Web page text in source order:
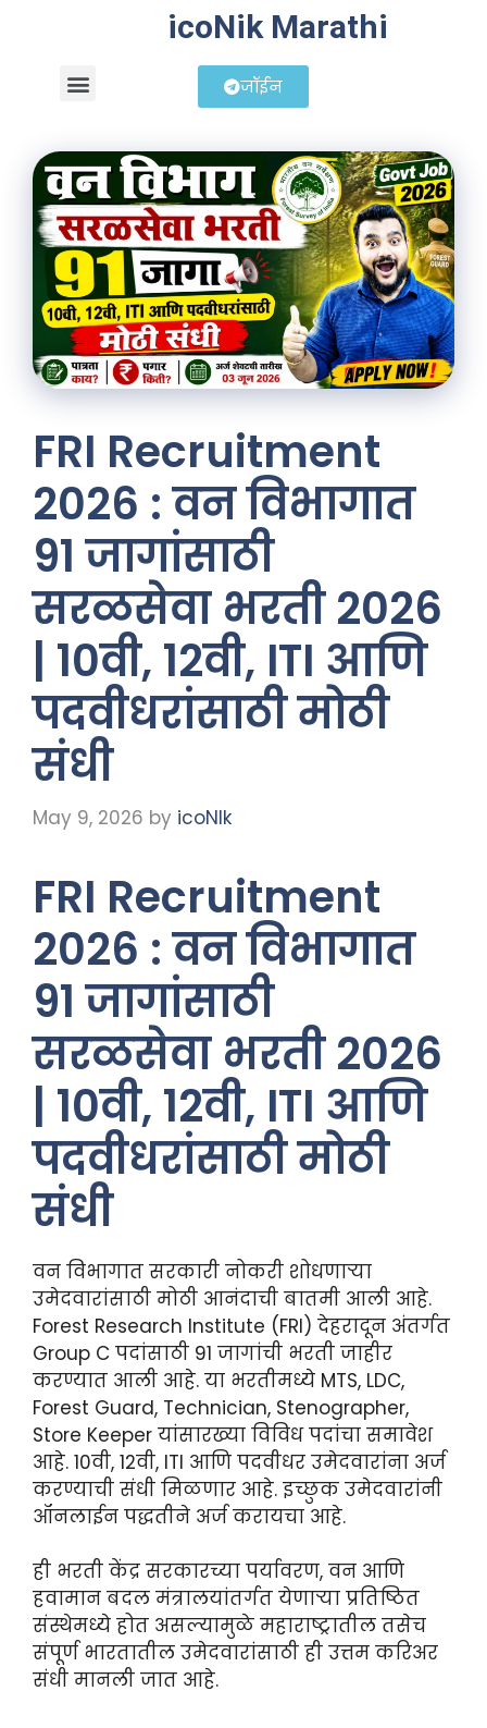
icoNik Marathi
जॉईन
FRI Recruitment
2026 : वन विभागात
91 जागांसाठी
सरळसेवा भरती 2026
| 10वी, 12वी, ITI आणि
पदवीधरांसाठी मोठी
संधी
May 9, 2026 by icoNIk
FRI Recruitment
2026 : वन विभागात
91 जागांसाठी
सरळसेवा भरती 2026
| 10वी, 12वी, ITI आणि
पदवीधरांसाठी मोठी
संधी
वन विभागात सरकारी नोकरी शोधणाऱ्या
उमेदवारांसाठी मोठी आनंदाची बातमी आली आहे.
Forest Research Institute (FRI) देहरादून अंतर्गत
Group C पदांसाठी 91 जागांची भरती जाहीर
करण्यात आली आहे. या भरतीमध्ये MTS, LDC,
Forest Guard, Technician, Stenographer,
Store Keeper यांसारख्या विविध पदांचा समावेश
आहे. 10वी, 12वी, ITI आणि पदवीधर उमेदवारांना अर्ज
करण्याची संधी मिळणार आहे. इच्छुक उमेदवारांनी
ऑनलाईन पद्धतीने अर्ज करायचा आहे.
ही भरती केंद्र सरकारच्या पर्यावरण, वन आणि
हवामान बदल मंत्रालयांतर्गत येणाऱ्या प्रतिष्ठित
संस्थेमध्ये होत असल्यामुळे महाराष्ट्रातील तसेच
संपूर्ण भारतातील उमेदवारांसाठी ही उत्तम करिअर
संधी मानली जात आहे.